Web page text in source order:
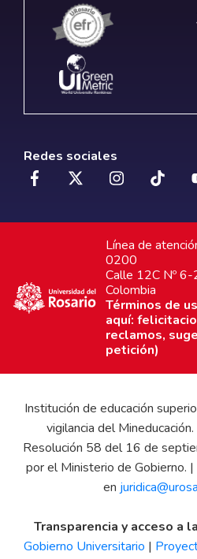
Redes sociales
Línea de
0200
Calle 12C Nº
Colombia
Términos de
aquí:
reclamos,
petición)
Institución de educación
vigilancia del
Resolución 58 del 16 de
por el Ministerio de Gobierno.
en
Transparencia y acceso a
Gobierno Universitario |